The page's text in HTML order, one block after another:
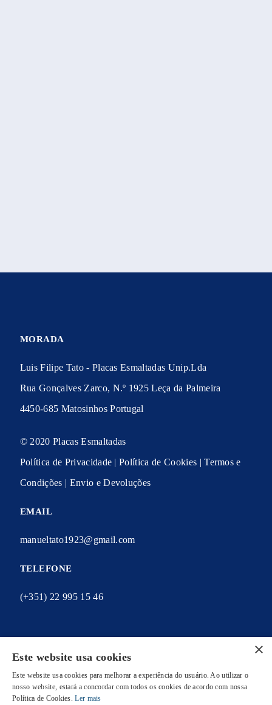
MORADA
Luis Filipe Tato - Placas Esmaltadas Unip.Lda
Rua Gonçalves Zarco, N.º 1925 Leça da Palmeira
4450-685 Matosinhos Portugal
© 2020 Placas Esmaltadas
Política de Privacidade |Política de Cookies |Termos e
Condições | Envio e Devoluções
EMAIL
manueltato1923@gmail.com
TELEFONE
(+351) 22 995 15 46
A MINHA CONTA
As minhas encomendas
×
Este website usa cookies
Este website usa cookies para melhorar a experiência do usuário. Ao utilizar o
nosso website, estará a concordar com todos os cookies de acordo com nossa
Política de Cookies.Ler mais